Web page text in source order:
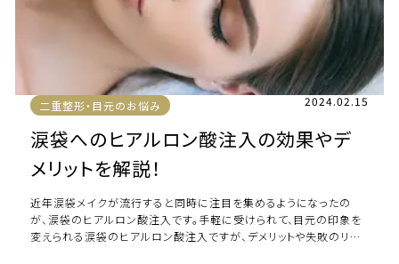
二重整形・目元のお悩み 2024.02.15
涙袋へのヒアルロン酸注入の効果やデ
メリットを解説！
近年涙袋メイクが流行すると同時に注目を集めるようになったの
が、涙袋のヒアルロン酸注入です。手軽に受けられて、目元の印象を
変えられる涙袋のヒアルロン酸注入ですが、デメリットや失敗のリス